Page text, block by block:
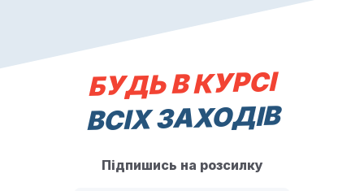
БУДЬ В КУРСІ
ВСІХ ЗАХОДІВ
Підпишись на розсилку